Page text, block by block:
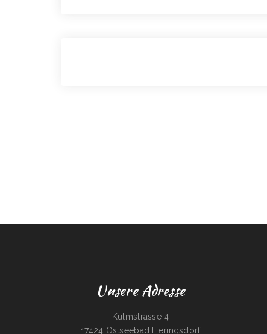
Unsere Adresse
Kulmstrasse 4
17424 Ostseebad Heringsdorf